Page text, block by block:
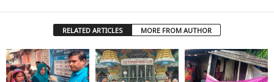
RELATED ARTICLES MORE FROM AUTHOR